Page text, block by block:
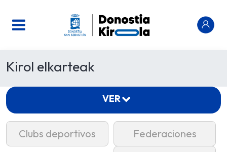
Kirol elkarteak
Clubs deportivos Federaciones
VER